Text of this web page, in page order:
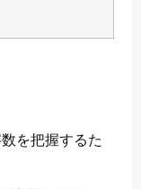
を把握するた